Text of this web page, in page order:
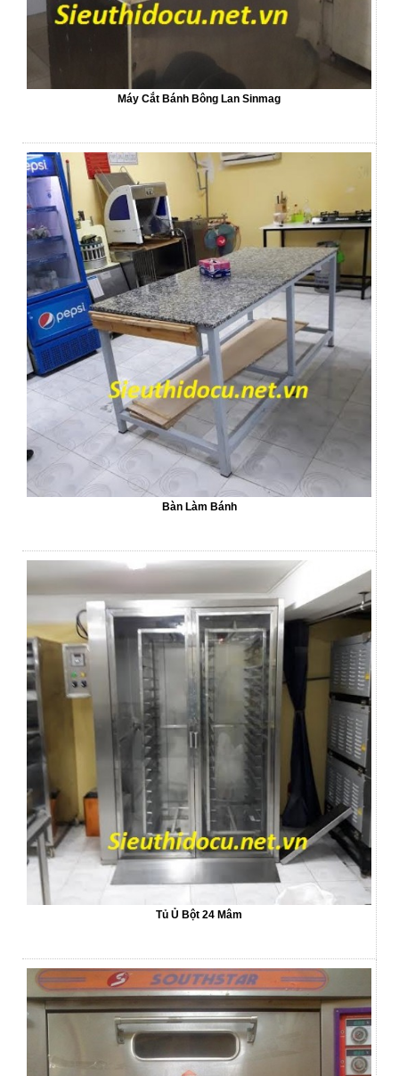
Máy Cắt Bánh Bông Lan Sinmag
Bàn Làm Bánh
Tủ Ủ Bột 24 Mâm